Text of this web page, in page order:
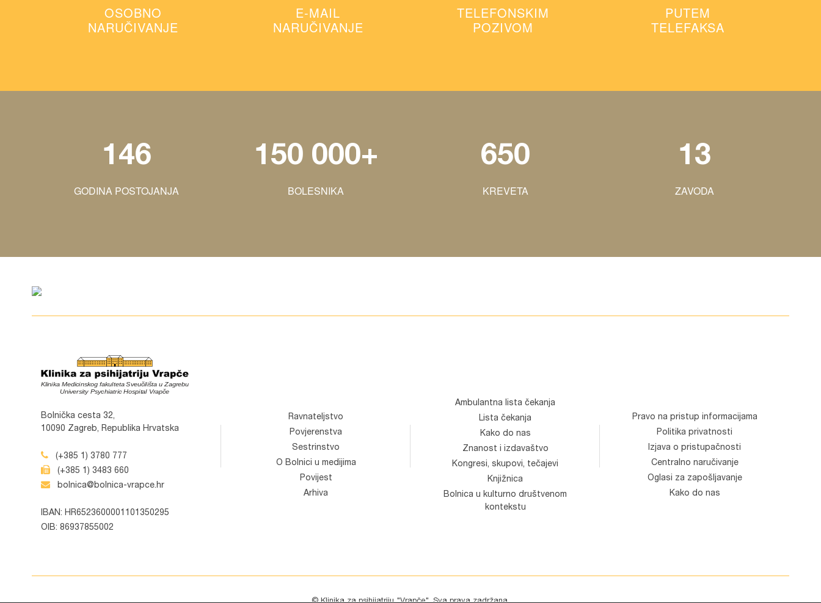
OSOBNO
NARUČIVANJE
E-MAIL
NARUČIVANJE
TELEFONSKIM
POZIVOM
PUTEM
TELEFAKSA
146
GODINA POSTOJANJA
150 000+
BOLESNIKA
650
KREVETA
13
ZAVODA
Bolnička cesta 32,
10090 Zagreb, Republika Hrvatska
(+385 1) 3780 777
(+385 1) 3483 660
bolnica@bolnica-vrapce.hr
IBAN: HR6523600001101350295
OIB: 86937855002
Ravnateljstvo
Povjerenstva
Sestrinstvo
O Bolnici u medijima
Povijest
Arhiva
Ambulantna lista čekanja
Lista čekanja
Kako do nas
Znanost i izdavaštvo
Kongresi, skupovi, tečajevi
Knjižnica
Bolnica u kulturno društvenom
kontekstu
Pravo na pristup informacijama
Politika privatnosti
Izjava o pristupačnosti
Centralno naručivanje
Oglasi za zapošljavanje
Kako do nas